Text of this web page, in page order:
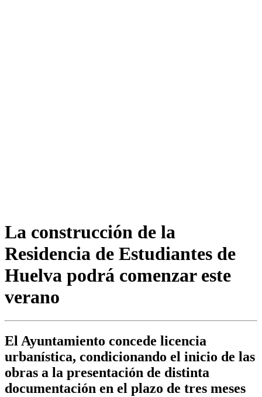
La construcción de la
Residencia de Estudiantes de
Huelva podrá comenzar este
verano
El Ayuntamiento concede licencia
urbanística, condicionando el inicio de las
obras a la presentación de distinta
documentación en el plazo de tres meses